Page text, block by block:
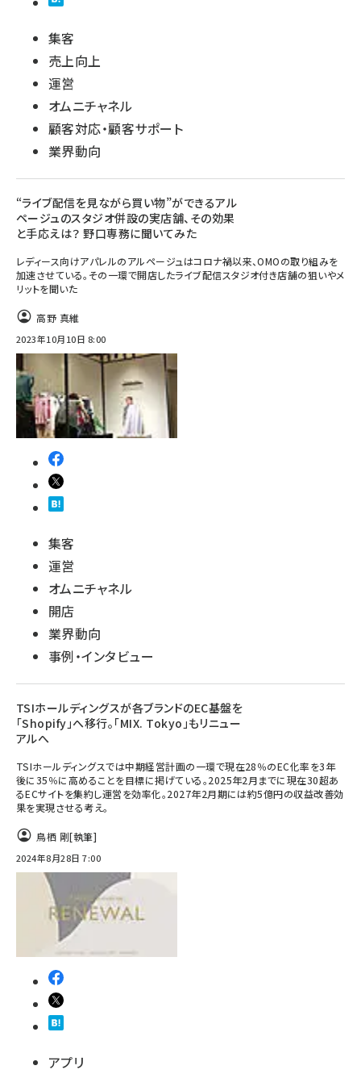
集客
売上向上
運営
オムニチャネル
顧客対応・顧客サポート
業界動向
“ライブ配信を見ながら買い物”ができるアル
ページュのスタジオ併設の実店舗、その効果
と手応えは？ 野口専務に聞いてみた
レディース向けアパレルのアルページュはコロナ禍以来、OMOの取り組みを
加速させている。その一環で開店したライブ配信スタジオ付き店舗の狙いやメ
リットを聞いた
高野 真維
2023年10月10日 8:00
集客
運営
オムニチャネル
開店
業界動向
事例・インタビュー
TSIホールディングスが各ブランドのEC基盤を
「Shopify」へ移行。「MIX. Tokyo」もリニュー
アルへ
TSIホールディングスでは中期経営計画の一環で現在28％のEC化率を3年
後に35％に高めることを目標に掲げている。2025年2月までに現在30超あ
るECサイトを集約し運営を効率化。2027年2月期には約5億円の収益改善効
果を実現させる考え。
鳥栖 剛[執筆]
2024年8月28日 7:00
アプリ